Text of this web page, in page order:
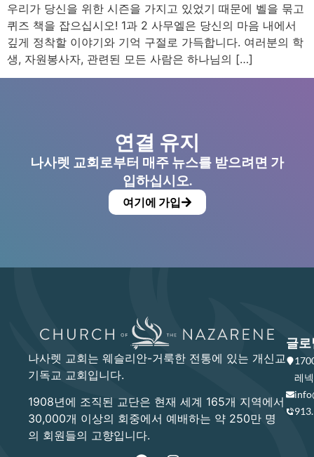
우리가 당신을 위한 시즌을 가지고 있었기 때문에 벨을 묶고
퀴즈 책을 잡으십시오! 1과 2 사무엘은 당신의 마음 내에서
깊게 정착할 이야기와 기억 구절로 가득합니다. 여러분의 학
생, 자원봉사자, 관련된 모든 사람은 하나님의 […]
연결 유지
나사렛 교회로부터 매주 뉴스를 받으려면 가
입하십시오.
여기에 가입
나사렛 교회는 웨슬리안-거룩한 전통에 있는 개신교
기독교 교회입니다.
1908년에 조직된 교단은 현재 세계 165개 지역에서
30,000개 이상의 회중에서 예배하는 약 250만 명
의 회원들의 고향입니다.
글로
레